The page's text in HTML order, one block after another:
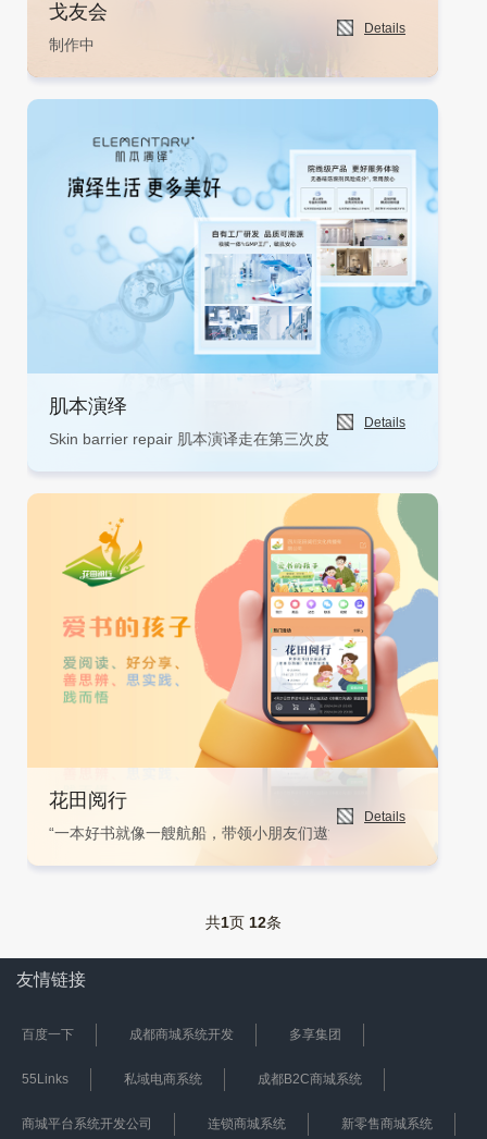
戈友会
制作中
Details
肌本演绎
Skin barrier repair 肌本演译走在第三次皮肤革命的前沿权威调
Details
花田阅行
“一本好书就像一艘航船，带领小朋友们遨游在知识的海洋中。
Details
共1页 12条
友情链接
百度一下 成都商城系统开发 多享集团
55Links 私域电商系统 成都B2C商城系统
商城平台系统开发公司 连锁商城系统 新零售商城系统